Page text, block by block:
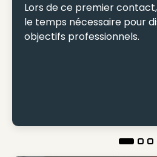
Lors de ce premier
le temps nécessaire pour
objectifs professionnels.